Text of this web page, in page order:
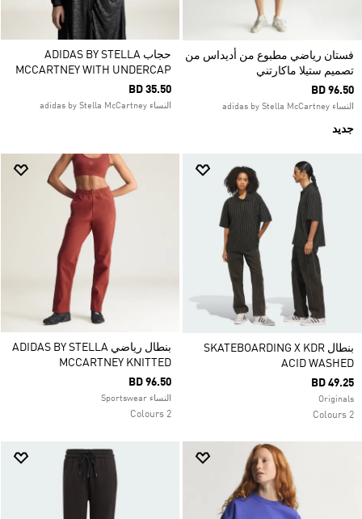
فستان رياضي مطبوع من أديداس من
تصميم ستيلا ماكارتني
BD 96.50
النساء adidas by Stella McCartney
جديد
حجاب ADIDAS BY STELLA
MCCARTNEY WITH UNDERCAP
BD 35.50
النساء adidas by Stella McCartney
بنطال SKATEBOARDING X KDR
ACID WASHED
BD 49.25
Originals
2 Colours
بنطال رياضي ADIDAS BY STELLA
MCCARTNEY KNITTED
BD 96.50
النساء Sportswear
2 Colours